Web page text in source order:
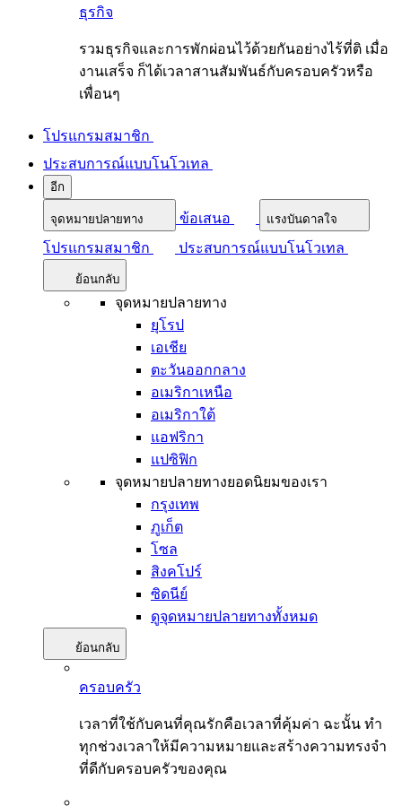
ธุรกิจ
รวมธุรกิจและการพักผ่อนไว้ด้วยกันอย่างไร้ที่ติ เมื่อ
งานเสร็จ ก็ได้เวลาสานสัมพันธ์กับครอบครัวหรือ
เพื่อนๆ
โปรแกรมสมาชิก
ประสบการณ์แบบโนโวเทล
อีก
จุดหมายปลายทาง ข้อเสนอ แรงบันดาลใจ
โปรแกรมสมาชิก ประสบการณ์แบบโนโวเทล
ย้อนกลับ
จุดหมายปลายทาง
ยุโรป
เอเชีย
ตะวันออกกลาง
อเมริกาเหนือ
อเมริกาใต้
แอฟริกา
แปซิฟิก
จุดหมายปลายทางยอดนิยมของเรา
กรุงเทพ
ภูเก็ต
โซล
สิงคโปร์
ซิดนีย์
ดูจุดหมายปลายทางทั้งหมด
ย้อนกลับ
ครอบครัว
เวลาที่ใช้กับคนที่คุณรักคือเวลาที่คุ้มค่า ฉะนั้น ทำ
ทุกช่วงเวลาให้มีความหมายและสร้างความทรงจำ
ที่ดีกับครอบครัวของคุณ